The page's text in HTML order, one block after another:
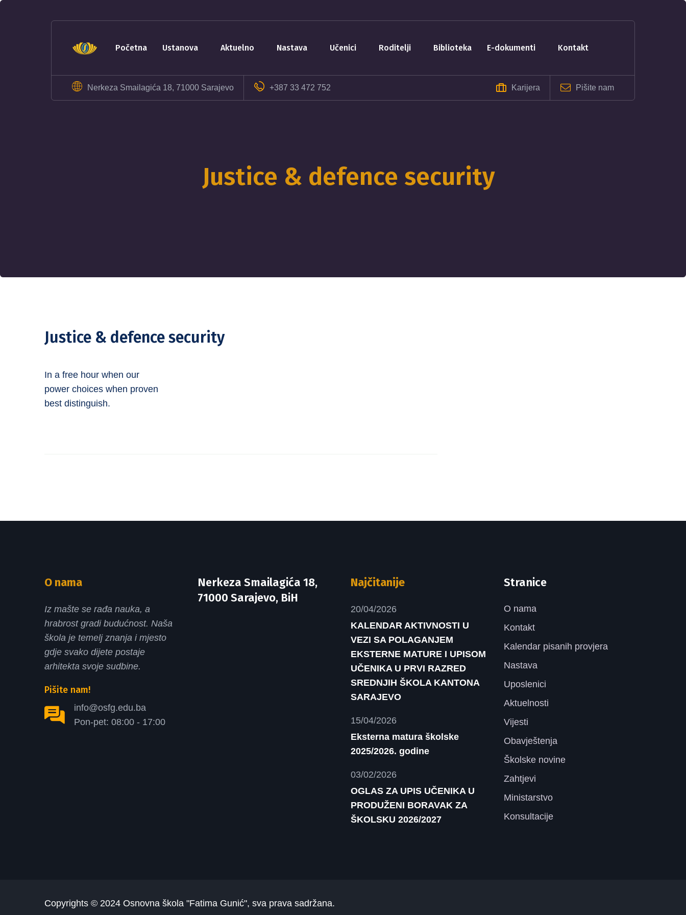
početna ustanova aktuelno nastava učenici roditelji biblioteka e-dokumenti kontakt
Nerkeza Smailagića 18, 71000 Sarajevo +387 33 472 752 Karijera Pišite nam
Justice & defence security
Justice & defence security
In a free hour when our
power choices when proven
best distinguish.
O nama
Iz mašte se rađa nauka, a
hrabrost gradi budućnost. Naša
škola je temelj znanja i mjesto
gdje svako dijete postaje
arhitekta svoje sudbine.
Pišite nam!
info@osfg.edu.ba
Pon-pet: 08:00 - 17:00
Nerkeza Smailagića 18,
71000 Sarajevo, BiH
Najčitanije
20/04/2026
KALENDAR AKTIVNOSTI U
VEZI SA POLAGANJEM
EKSTERNE MATURE I UPISOM
UČENIKA U PRVI RAZRED
SREDNJIH ŠKOLA KANTONA
SARAJEVO
15/04/2026
Eksterna matura školske
2025/2026. godine
03/02/2026
OGLAS ZA UPIS UČENIKA U
PRODUŽENI BORAVAK ZA
ŠKOLSKU 2026/2027
Stranice
O nama
Kontakt
Kalendar pisanih provjera
Nastava
Uposlenici
Aktuelnosti
Vijesti
Obavještenja
Školske novine
Zahtjevi
Ministarstvo
Konsultacije
Copyrights © 2024 Osnovna škola "Fatima Gunić", sva prava sadržana.